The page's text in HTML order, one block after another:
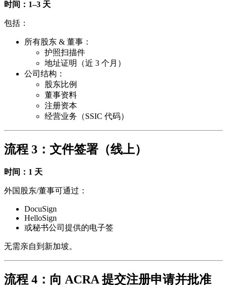
时间：1–3 天
包括：
所有股东 & 董事：
护照扫描件
地址证明（近 3 个月）
公司结构：
股东比例
董事资料
注册资本
经营业务（SSIC 代码）
流程 3：文件签署（线上）
时间：1 天
外国股东/董事可通过：
DocuSign
HelloSign
或秘书公司提供的电子签
无需亲自到新加坡。
流程 4：向 ACRA 提交注册申请并批准